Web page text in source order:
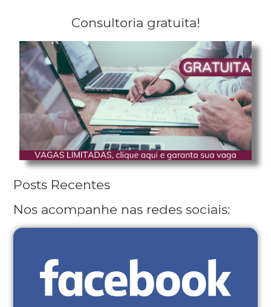
Consultoria gratuita!
Posts Recentes
Nos acompanhe nas redes sociais: